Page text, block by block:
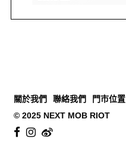
關於我們 聯絡我們
門市位置
© 2025 NEXT MOB RIOT